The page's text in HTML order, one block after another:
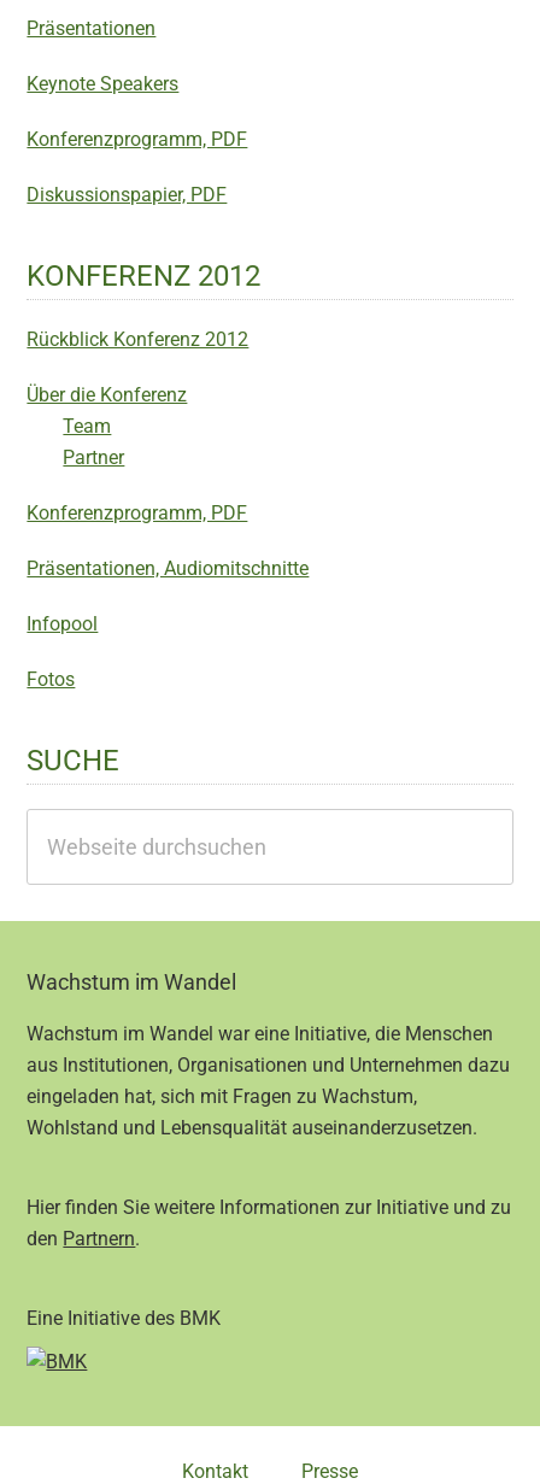
Präsentationen
Keynote Speakers
Konferenzprogramm, PDF
Diskussionspapier, PDF
KONFERENZ 2012
Rückblick Konferenz 2012
Über die Konferenz
Team
Partner
Konferenzprogramm, PDF
Präsentationen, Audiomitschnitte
Infopool
Fotos
SUCHE
durchsuchen
Footer
Wachstum im Wandel
Wachstum im Wandel war eine Initiative, die Menschen
aus Institutionen, Organisationen und Unternehmen dazu
eingeladen hat, sich mit Fragen zu Wachstum,
Wohlstand und Lebensqualität auseinanderzusetzen.
Hier finden Sie weitere Informationen zur Initiative und zu
den Partnern.
Eine Initiative des BMK
Kontakt Presse